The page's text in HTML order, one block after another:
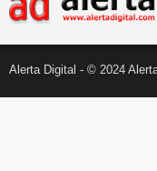
Alerta Digital - © 2024